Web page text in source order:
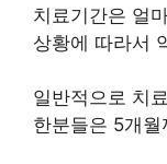
치료기간은 얼
상황에 따라서
일반적으로 치
한분들은 5개